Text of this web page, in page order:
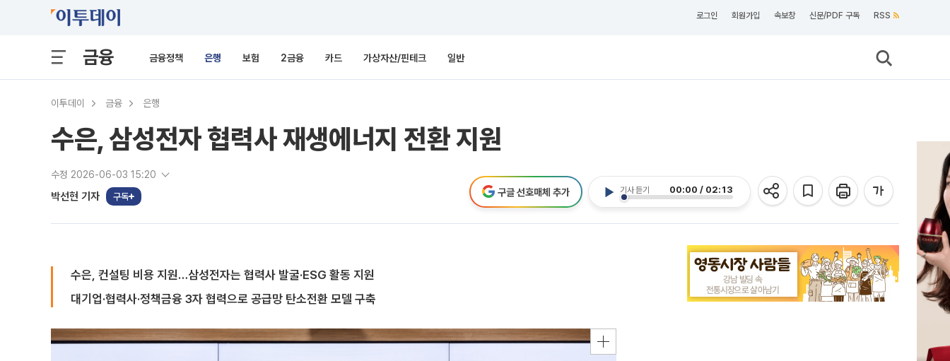
로그인 회원가입 속보창 신문/PDF 구독 RSS
금융 금융정책 은행 보험 2금융 카드 가상자산/핀테크 일반
이투데이 금융 은행
수은, 삼성전자 협력사 재생에너지 전환 지원
수정 2026-06-03 15:20
박선현 기자 구독
기사 듣기 00:00 / 02:13
구글 선호매체 추가
수은, 컨설팅 비용 지원…삼성전자는 협력사 발굴·ESG 활동 지원
대기업·협력사·정책금융 3자 협력으로 공급망 탄소전환 모델 구축